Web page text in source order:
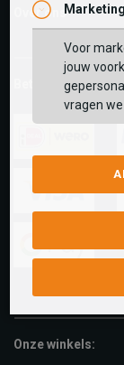
Over ons
Betaalmethoden
pay
Onze winkels:
Voor
jouw
vragen